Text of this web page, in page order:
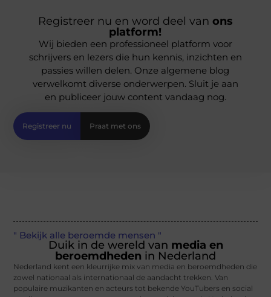
Registreer nu en word deel van ons
platform!
Wij bieden een professioneel platform voor
schrijvers en lezers die hun kennis, inzichten en
passies willen delen. Onze algemene blog
verwelkomt diverse onderwerpen. Sluit je aan
en publiceer jouw content vandaag nog.
Registreer nu Praat met ons
" Bekijk alle beroemde mensen "
Duik in de wereld van media en
beroemdheden in Nederland
Nederland kent een kleurrijke mix van media en beroemdheden die
zowel nationaal als internationaal de aandacht trekken. Van
populaire muzikanten en acteurs tot bekende YouTubers en social